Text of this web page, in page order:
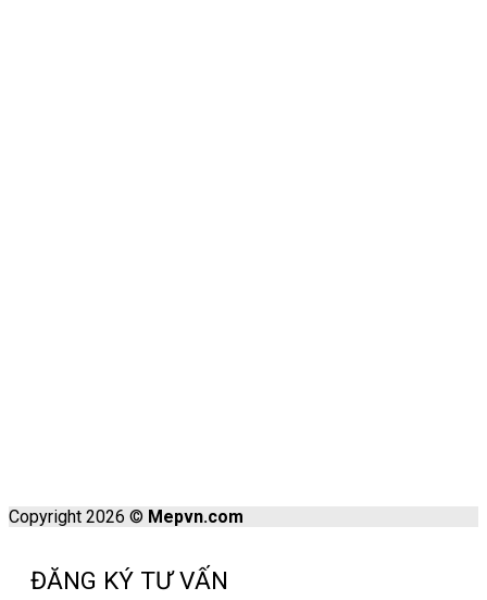
Copyright 2026 © Mepvn.com
ĐĂNG KÝ TƯ VẤN